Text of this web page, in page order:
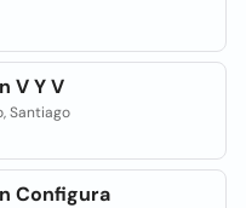
V Y V
Santiago
Configura